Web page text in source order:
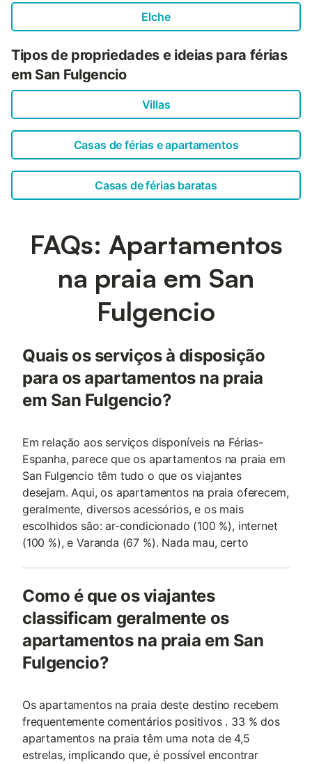
Elche
Tipos de propriedades e ideias para férias
em San Fulgencio
Villas
Casas de férias e apartamentos
Casas de férias baratas
FAQs: Apartamentos
na praia em San
Fulgencio
Quais os serviços à disposição
para os apartamentos na praia
em San Fulgencio?
Em relação aos serviços disponíveis na Férias-
Espanha, parece que os apartamentos na praia em
San Fulgencio têm tudo o que os viajantes
desejam. Aqui, os apartamentos na praia oferecem,
geralmente, diversos acessórios, e os mais
escolhidos são: ar-condicionado (100 %), internet
(100 %), e Varanda (67 %). Nada mau, certo
Como é que os viajantes
classificam geralmente os
apartamentos na praia em San
Fulgencio?
Os apartamentos na praia deste destino recebem
frequentemente comentários positivos . 33 % dos
apartamentos na praia têm uma nota de 4,5
estrelas, implicando que, é possível encontrar